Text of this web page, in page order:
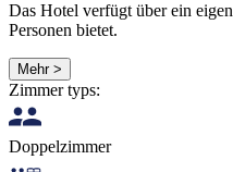
Das Hotel verfügt über ein
Personen bietet.
Mehr >
Zimmer typs:
Doppelzimmer